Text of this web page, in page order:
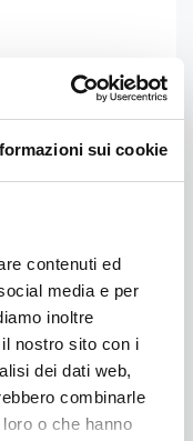
sui cookie
contenuti ed
media e per
inoltre
nostro sito con i
dei dati web,
combinarle
o che hanno